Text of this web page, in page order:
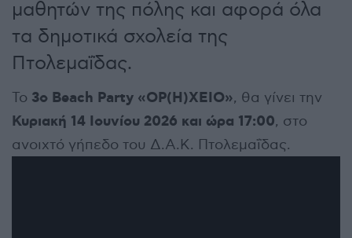
μαθητών της πόλης και αφορά όλα
τα δημοτικά σχολεία της
Πτολεμαΐδας.
Το 3ο Beach Party «ΟΡ(Η)ΧΕΙΟ», θα γίνει την
Κυριακή 14 Ιουνίου 2026 και ώρα 17:00, στο
ανοιχτό γήπεδο του Δ.Α.Κ. Πτολεμαΐδας.